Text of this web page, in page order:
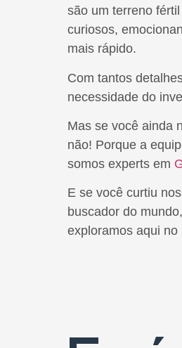
são um terreno
curiosos,
mais rápido.
Com tantos
necessidade do
Mas se você ainda
não! Porque a
somos experts em
E se você curtiu
buscador do
exploramos aqui no